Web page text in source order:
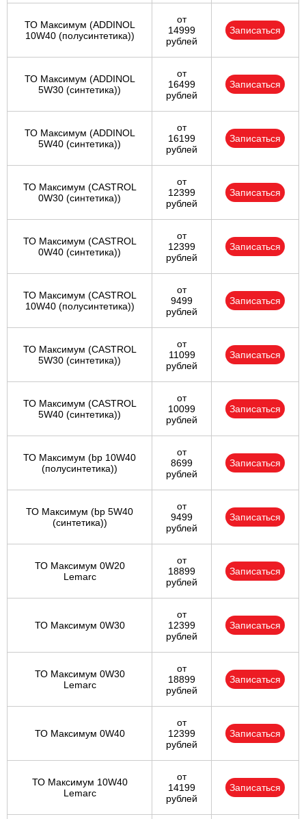
ТО Максимум (ADDINOL
10W40 (полусинтетика))
от
14999
рублей
Записаться
ТО Максимум (ADDINOL
5W30 (синтетика))
от
16499
рублей
Записаться
ТО Максимум (ADDINOL
5W40 (синтетика))
от
16199
рублей
Записаться
ТО Максимум (CASTROL
0W30 (синтетика))
от
12399
рублей
Записаться
ТО Максимум (CASTROL
0W40 (синтетика))
от
12399
рублей
Записаться
ТО Максимум (CASTROL
10W40 (полусинтетика))
от
9499
рублей
Записаться
ТО Максимум (CASTROL
5W30 (синтетика))
от
11099
рублей
Записаться
ТО Максимум (CASTROL
5W40 (синтетика))
от
10099
рублей
Записаться
ТО Максимум (bp 10W40
(полусинтетика))
от
8699
рублей
Записаться
ТО Максимум (bp 5W40
(синтетика))
от
9499
рублей
Записаться
ТО Максимум 0W20
Lemarc
от
18899
рублей
Записаться
ТО Максимум 0W30
от
12399
рублей
Записаться
ТО Максимум 0W30
Lemarc
от
18899
рублей
Записаться
ТО Максимум 0W40
от
12399
рублей
Записаться
ТО Максимум 10W40
Lemarc
от
14199
рублей
Записаться